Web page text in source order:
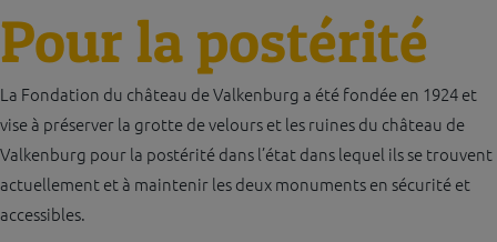
Pour la postérité
La Fondation du château de Valkenburg a été fondée en 1924 et
vise à préserver la grotte de velours et les ruines du château de
Valkenburg pour la postérité dans l’état dans lequel ils se trouvent
actuellement et à maintenir les deux monuments en sécurité et
accessibles.